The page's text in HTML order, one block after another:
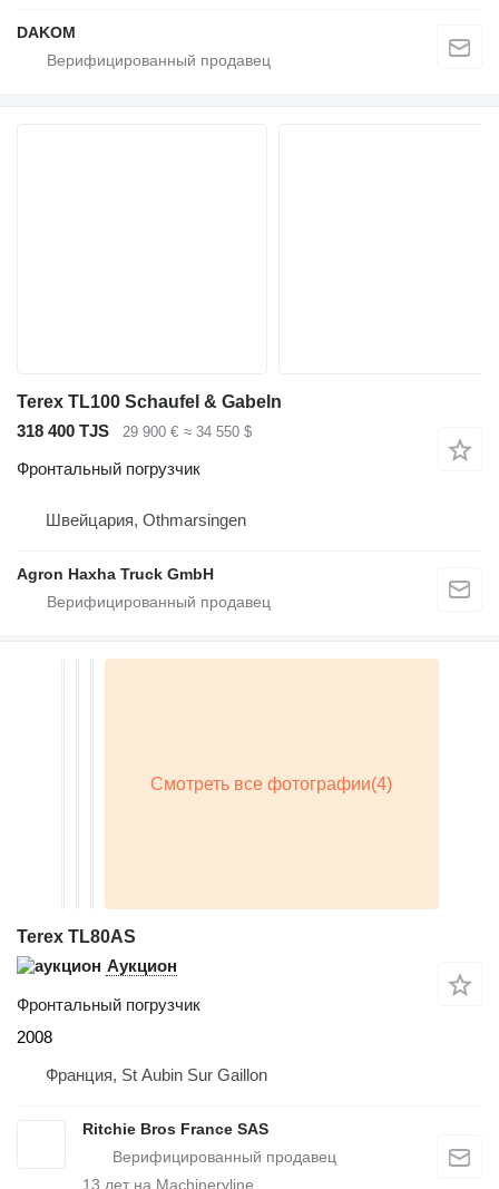
DAKOM
Terex TL100 Schaufel & Gabeln
318 400 TJS
29 900 € ≈ 34 550 $
Фронтальный погрузчик
Швейцария, Othmarsingen
Agron Haxha Truck GmbH
Terex TL80AS
Аукцион
Фронтальный погрузчик
2008
Франция, St Aubin Sur Gaillon
Ritchie Bros France SAS
13 лет на Machineryline